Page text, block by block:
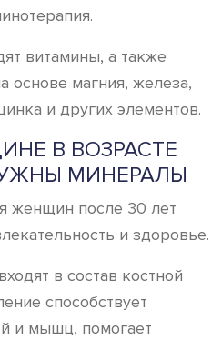
витамины, а также
основе магния, железа,
и других элементов.
В ВОЗРАСТЕ
МИНЕРАЛЫ
женщин после 30 лет
и здоровье.
в состав костной
способствует
и мышц, помогает